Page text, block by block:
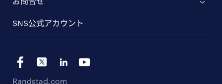
SNS公式アカウント
Randstad.com